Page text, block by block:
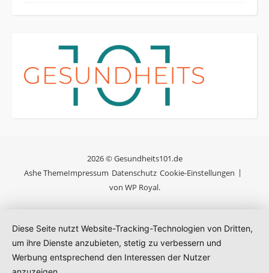
2026 © Gesundheits101.de
Impressum Datenschutz Cookie-Einstellungen
Ashe Theme
von WP Royal.
Diese Seite nutzt Website-Tracking-Technologien von Dritten,
um ihre Dienste anzubieten, stetig zu verbessern und
Werbung entsprechend den Interessen der Nutzer